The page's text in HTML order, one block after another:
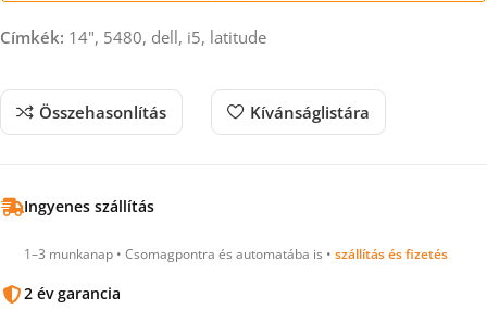
Címkék: 14", 5480, dell, i5, latitude
Összehasonlítás Kívánságlistára
Ingyenes szállítás
1–3 munkanap • Csomagpontra és automatába is • szállítás és fizetés
2 év garancia